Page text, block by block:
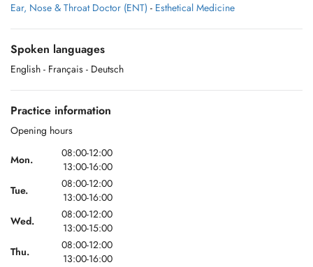
Ear, Nose & Throat Doctor (ENT) - Esthetical Medicine
Spoken languages
English - Français - Deutsch
Practice information
Opening hours
Mon.
08:00-12:00
13:00-16:00
Tue.
08:00-12:00
13:00-16:00
Wed.
08:00-12:00
13:00-15:00
Thu.
08:00-12:00
13:00-16:00